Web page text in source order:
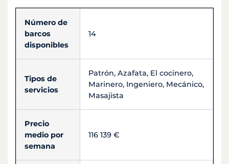
Número de
barcos
disponibles
14
Tipos de
servicios
Patrón, Azafata, El cocinero,
Marinero, Ingeniero, Mecánico,
Masajista
Precio
medio por
semana
116 139 €